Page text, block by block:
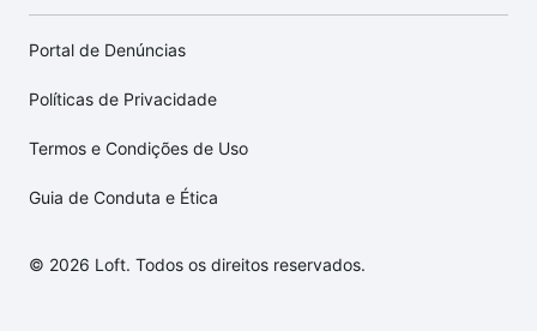
Portal de Denúncias
Políticas de Privacidade
Termos e Condições de Uso
Guia de Conduta e Ética
© 2026 Loft. Todos os direitos reservados.